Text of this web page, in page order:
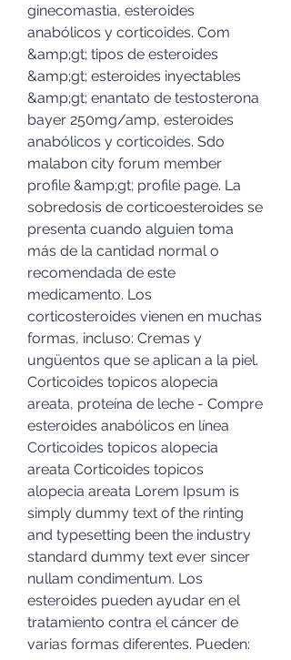
ginecomastia, esteroides
anabólicos y corticoides. Com
&amp;gt; tipos de esteroides
&amp;gt; esteroides inyectables
&amp;gt; enantato de testosterona
bayer 250mg/amp, esteroides
anabólicos y corticoides. Sdo
malabon city forum member
profile &amp;gt; profile page. La
sobredosis de corticoesteroides se
presenta cuando alguien toma
más de la cantidad normal o
recomendada de este
medicamento. Los
corticosteroides vienen en muchas
formas, incluso: Cremas y
ungüentos que se aplican a la piel.
Corticoides topicos alopecia
areata, proteína de leche - Compre
esteroides anabólicos en línea
Corticoides topicos alopecia
areata Corticoides topicos
alopecia areata Lorem Ipsum is
simply dummy text of the rinting
and typesetting been the industry
standard dummy text ever sincer
nullam condimentum. Los
esteroides pueden ayudar en el
tratamiento contra el cáncer de
varias formas diferentes. Pueden: